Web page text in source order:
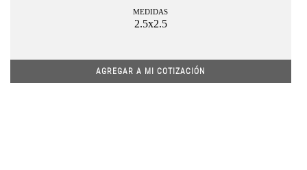
MEDIDAS
2.5x2.5
AGREGAR A MI COTIZACIÓN